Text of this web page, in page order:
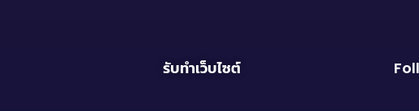
รับทำเว็บไซต์